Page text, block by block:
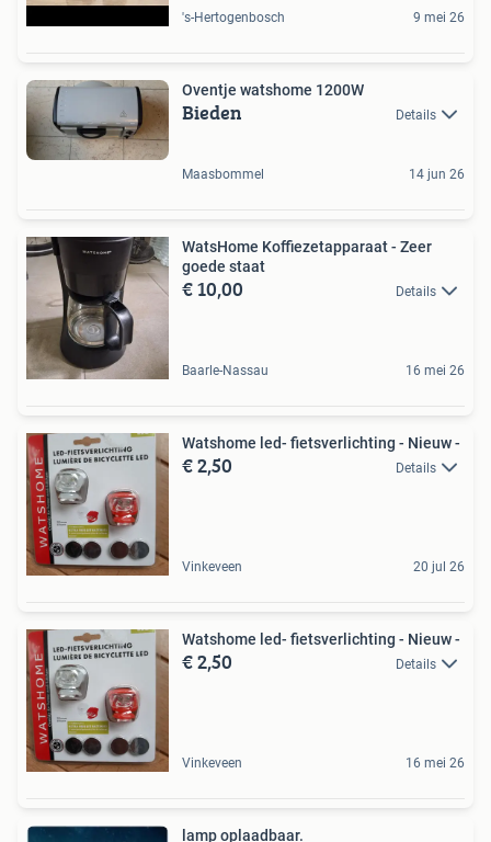
's-Hertogenbosch 9 mei 26
Oventje watshome 1200W
Bieden Details
Maasbommel 14 jun 26
WatsHome Koffiezetapparaat - Zeer
goede staat
€ 10,00 Details
Baarle-Nassau 16 mei 26
Watshome led- fietsverlichting - Nieuw -
€ 2,50 Details
Vinkeveen 20 jul 26
Watshome led- fietsverlichting - Nieuw -
€ 2,50 Details
Vinkeveen 16 mei 26
lamp oplaadbaar.